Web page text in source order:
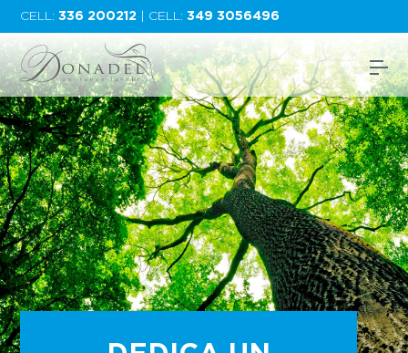
CELL:336 200212 | CELL:349 3056496